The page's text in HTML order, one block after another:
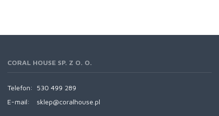
CORAL HOUSE SP. Z O. O.
Telefon:
530 499 289
E-mail:
sklep@coralhouse.pl